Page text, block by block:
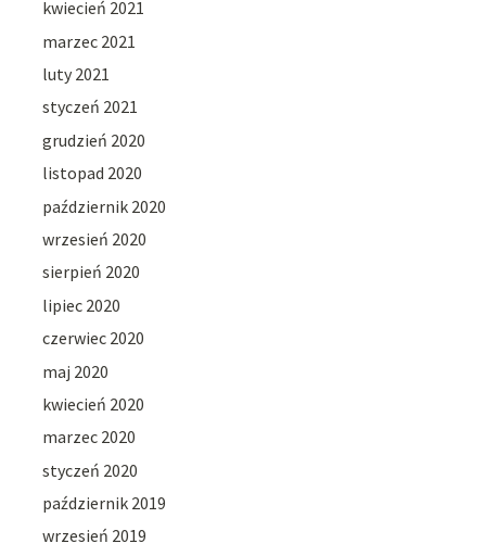
kwiecień 2021
marzec 2021
luty 2021
styczeń 2021
grudzień 2020
listopad 2020
październik 2020
wrzesień 2020
sierpień 2020
lipiec 2020
czerwiec 2020
maj 2020
kwiecień 2020
marzec 2020
styczeń 2020
październik 2019
wrzesień 2019